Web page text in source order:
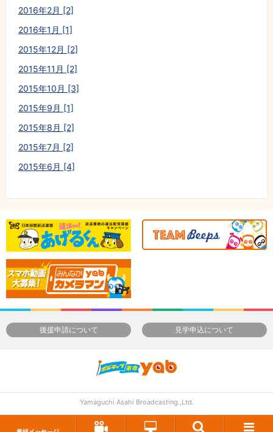
2016年2月 [2]
2016年1月 [1]
2015年12月 [2]
2015年11月 [2]
2015年10月 [3]
2015年9月 [1]
2015年8月 [2]
2015年7月 [2]
2015年6月 [4]
後援申請について 見学申込について
Yamaguchi Asahi Broadcasting.,Ltd.